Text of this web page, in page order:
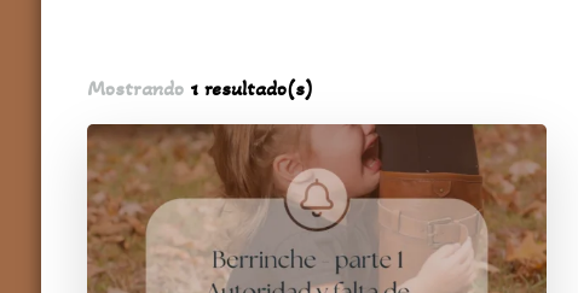
Mostrando 1 resultado(s)